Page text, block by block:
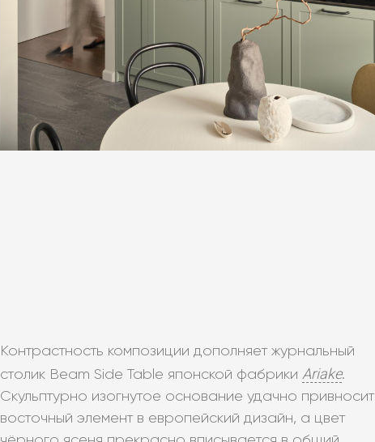
Контрастность композиции дополняет журнальный
столик Beam Side Table японской фабрики Ariake.
Скульптурно изогнутое основание удачно привносит
восточный элемент в европейский дизайн, а цвет